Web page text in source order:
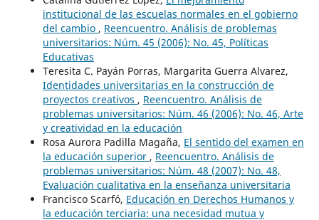
institucional de las escuelas normales en el gobierno
del cambio , Reencuentro. Análisis de problemas
universitarios: Núm. 45 (2006): No. 45, Políticas
Educativas
Teresita C. Payán Porras, Margarita Guerra Alvarez,
Identidades universitarias en la construcción de
proyectos creativos , Reencuentro. Análisis de
problemas universitarios: Núm. 46 (2006): No. 46, Arte
y creatividad en la educación
Rosa Aurora Padilla Magaña, El sentido del examen en
la educación superior , Reencuentro. Análisis de
problemas universitarios: Núm. 48 (2007): No. 48,
Evaluación cualitativa en la enseñanza universitaria
Francisco Scarfó, Educación en Derechos Humanos y
la educación terciaria: una necesidad mutua y